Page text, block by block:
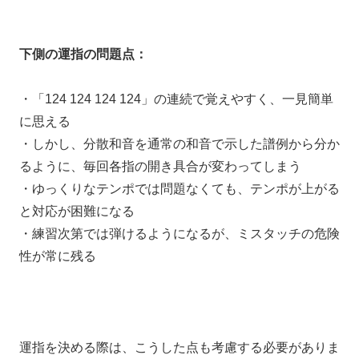
下側の運指の問題点：
・「124 124 124 124」の連続で覚えやすく、一見簡単
に思える
・しかし、分散和音を通常の和音で示した譜例から分か
るように、毎回各指の開き具合が変わってしまう
・ゆっくりなテンポでは問題なくても、テンポが上がる
と対応が困難になる
・練習次第では弾けるようになるが、ミスタッチの危険
性が常に残る
運指を決める際は、こうした点も考慮する必要がありま